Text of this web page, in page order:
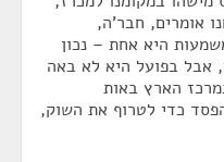
אומרים, חבר'ה,
היא אחת – נכון
של 15 אחוזים, אבל בפועל היא לא באה
הארץ באות
כדי לטרוף את השוק,